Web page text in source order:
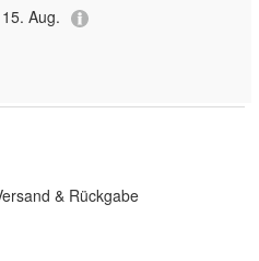
Aug.
& Rückgabe